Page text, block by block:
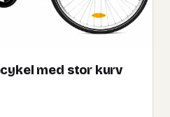
med stor kurv